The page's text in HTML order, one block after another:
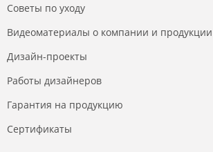
Советы по уходу
Видеоматериалы о компании и продукции
Дизайн-проекты
Работы дизайнеров
Гарантия на продукцию
Сертификаты